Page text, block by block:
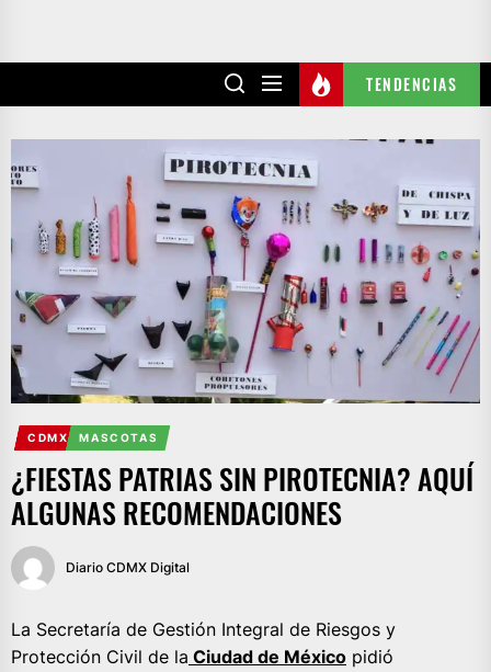
TENDENCIAS
CDMX MASCOTAS
¿FIESTAS PATRIAS SIN PIROTECNIA? AQUÍ
ALGUNAS RECOMENDACIONES
Diario CDMX Digital
La Secretaría de Gestión Integral de Riesgos y
Protección Civil de la Ciudad de México pidió